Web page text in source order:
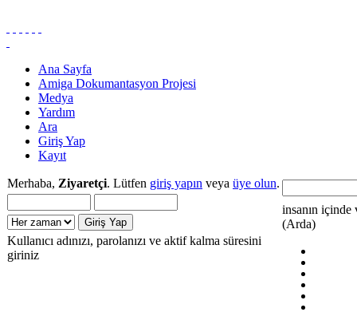
Ana Sayfa
Amiga Dokumantasyon Projesi
Medya
Yardım
Ara
Giriş Yap
Kayıt
Merhaba, Ziyaretçi. Lütfen giriş yapın veya üye olun.
Kullanıcı adınızı, parolanızı ve aktif kalma süresini
giriniz
insanın içinde
(Arda)